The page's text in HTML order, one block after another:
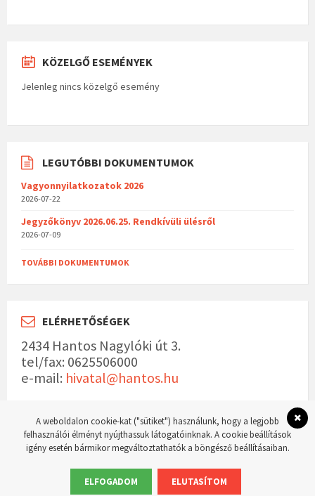
KÖZELGŐ ESEMÉNYEK
Jelenleg nincs közelgő esemény
LEGUTÓBBI DOKUMENTUMOK
Vagyonnyilatkozatok 2026
2026-07-22
Jegyzőkönyv 2026.06.25. Rendkívüli ülésről
2026-07-09
TOVÁBBI DOKUMENTUMOK
ELÉRHETŐSÉGEK
2434 Hantos Nagylóki út 3.
tel/fax: 0625506000
e-mail: hivatal@hantos.hu
© 2023 Hantos község hivatalos weboldala Készítette:WordPress Master weboldal
A weboldalon cookie-kat ("sütiket") használunk, hogy a legjobb
felhasználói élményt nyújthassuk látogatóinknak. A cookie beállítások
igény esetén bármikor megváltoztathatók a böngésző beállításaiban.
ELFOGADOM ELUTASÍTOM